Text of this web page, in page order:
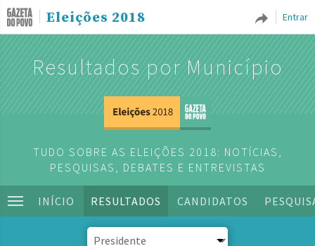
Entrar
Eleições 2018
Resultados por Município
TUDO SOBRE AS ELEIÇÕES 2018: NOTÍCIAS,
PESQUISAS, DEBATES E ENTREVISTAS
INÍCIO RESULTADOS CANDIDATOS